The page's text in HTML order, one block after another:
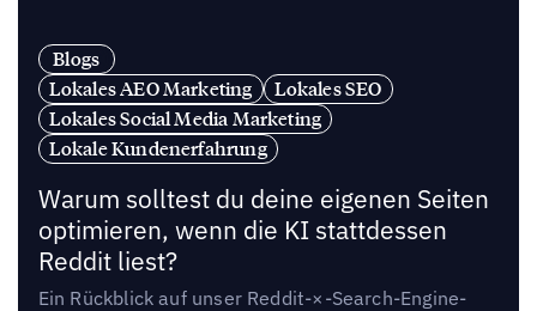
Blogs
Lokales AEO Marketing
Lokales SEO
Lokales Social Media Marketing
Lokale Kundenerfahrung
Warum solltest du deine eigenen Seiten
optimieren, wenn die KI stattdessen
Reddit liest?
Ein Rückblick auf unser Reddit-×-Search-Engine-